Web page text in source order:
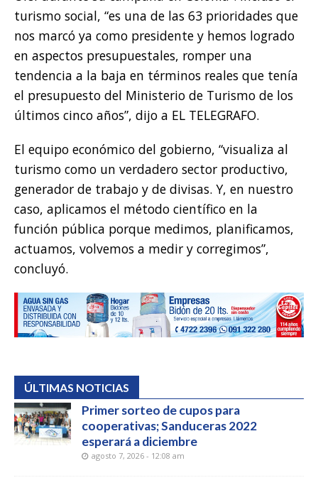
turismo social, “es una de las 63 prioridades que
nos marcó ya como presidente y hemos logrado
en aspectos presupuestales, romper una
tendencia a la baja en términos reales que tenía
el presupuesto del Ministerio de Turismo de los
últimos cinco años”, dijo a EL TELEGRAFO.
El equipo económico del gobierno, “visualiza al
turismo como un verdadero sector productivo,
generador de trabajo y de divisas. Y, en nuestro
caso, aplicamos el método científico en la
función pública porque medimos, planificamos,
actuamos, volvemos a medir y corregimos”,
concluyó.
ÚLTIMAS NOTICIAS
Primer sorteo de cupos para
cooperativas; Sanduceras 2022
esperará a diciembre
agosto 7, 2026 - 12:08 am